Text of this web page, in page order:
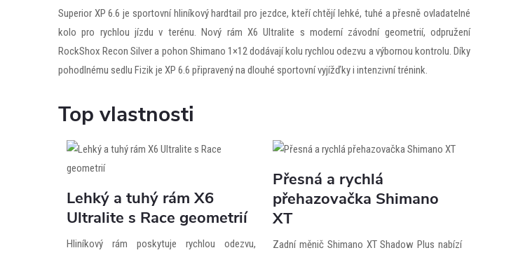
Superior XP 6.6 je sportovní hliníkový hardtail pro jezdce, kteří chtějí lehké, tuhé a přesně ovladatelné
kolo pro rychlou jízdu v terénu. Nový rám X6 Ultralite s moderní závodní geometrií, odpružení
RockShox Recon Silver a pohon Shimano 1×12 dodávají kolu rychlou odezvu a výbornou kontrolu. Díky
pohodlnému sedlu Fizik je XP 6.6 připravený na dlouhé sportovní vyjížďky i intenzivní trénink.
Top vlastnosti
Lehký a tuhý rám X6
Ultralite s Race geometrií
Hliníkový rám poskytuje rychlou odezvu,
Přesná a rychlá
přehazovačka Shimano
XT
Zadní měnič Shimano XT Shadow Plus nabízí